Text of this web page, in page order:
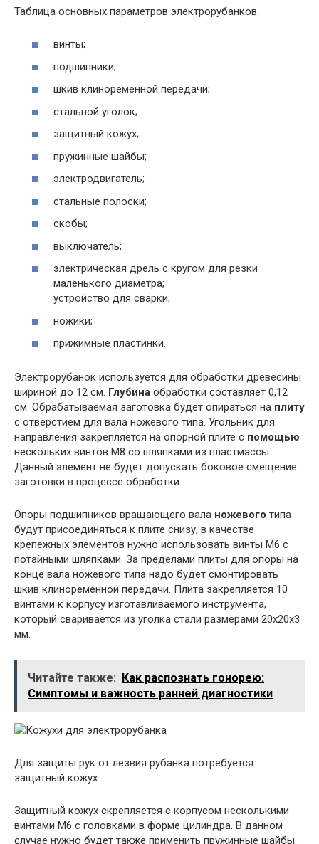
Таблица основных параметров электрорубанков.
винты;
подшипники;
шкив клиноременной передачи;
стальной уголок;
защитный кожух;
пружинные шайбы;
электродвигатель;
стальные полоски;
скобы;
выключатель;
электрическая дрель с кругом для резки
маленького диаметра;
устройство для сварки;
ножики;
прижимные пластинки.
Электрорубанок используется для обработки древесины
шириной до 12 см. Глубина обработки составляет 0,12
см. Обрабатываемая заготовка будет опираться на плиту
с отверстием для вала ножевого типа. Угольник для
направления закрепляется на опорной плите с помощью
нескольких винтов М8 со шляпками из пластмассы.
Данный элемент не будет допускать боковое смещение
заготовки в процессе обработки.
Опоры подшипников вращающего вала ножевого типа
будут присоединяться к плите снизу, в качестве
крепежных элементов нужно использовать винты М6 с
потайными шляпками. За пределами плиты для опоры на
конце вала ножевого типа надо будет смонтировать
шкив клиноременной передачи. Плита закрепляется 10
винтами к корпусу изготавливаемого инструмента,
который сваривается из уголка стали размерами 20х20х3
мм.
Читайте также: Как распознать гонорею:
Симптомы и важность ранней диагностики
Для защиты рук от лезвия рубанка потребуется
защитный кожух.
Защитный кожух скрепляется с корпусом несколькими
винтами М6 с головками в форме цилиндра. В данном
случае нужно будет также применить пружинные шайбы.